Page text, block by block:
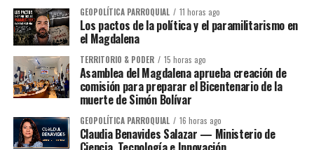
GEOPOLÍTICA PARROQUIAL 11 horas ago
Los pactos de la política y el paramilitarismo en
el Magdalena
TERRITORIO & PODER 15 horas ago
Asamblea del Magdalena aprueba creación de
comisión para preparar el Bicentenario de la
muerte de Simón Bolívar
GEOPOLÍTICA PARROQUIAL 16 horas ago
Claudia Benavides Salazar — Ministerio de